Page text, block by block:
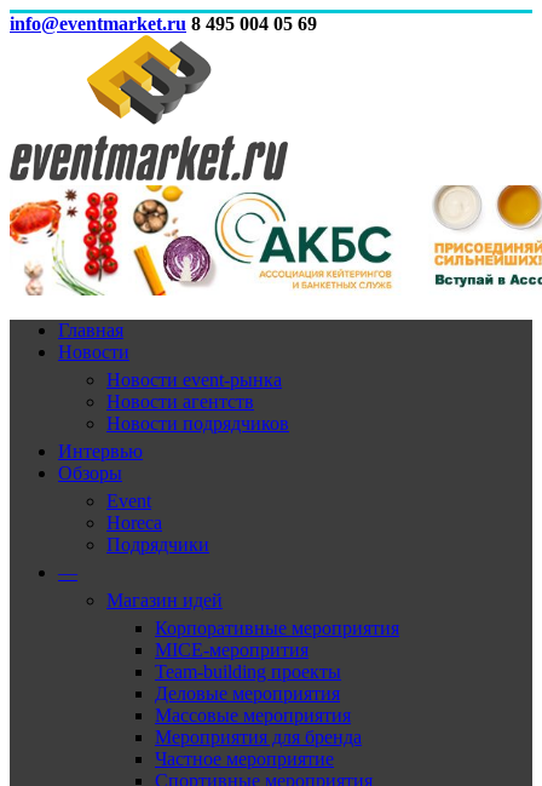
info@eventmarket.ru 8 495 004 05 69
Главная
Новости
Новости event-рынка
Новости агентств
Новости подрядчиков
Интервью
Обзоры
Event
Horeca
Подрядчики
—
Магазин идей
Корпоративные мероприятия
MICE-меропрития
Team-building проекты
Деловые мероприятия
Массовые мероприятия
Мероприятия для бренда
Частное мероприятие
Спортивные мероприятия